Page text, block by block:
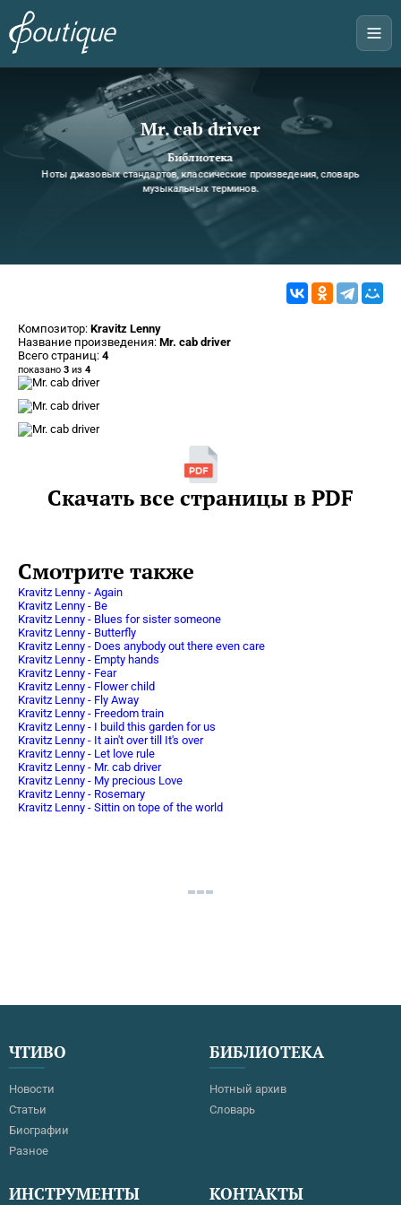
Mr. cab driver
Библиотека
Ноты джазовых стандартов, классические произведения, словарь
музыкальных терминов.
Композитор: Kravitz Lenny
Название произведения: Mr. cab driver
Всего страниц: 4
показано 3 из 4
Скачать все страницы в PDF
Смотрите также
Kravitz Lenny - Again
Kravitz Lenny - Be
Kravitz Lenny - Blues for sister someone
Kravitz Lenny - Butterfly
Kravitz Lenny - Does anybody out there even care
Kravitz Lenny - Empty hands
Kravitz Lenny - Fear
Kravitz Lenny - Flower child
Kravitz Lenny - Fly Away
Kravitz Lenny - Freedom train
Kravitz Lenny - I build this garden for us
Kravitz Lenny - It ain't over till It's over
Kravitz Lenny - Let love rule
Kravitz Lenny - Mr. cab driver
Kravitz Lenny - My precious Love
Kravitz Lenny - Rosemary
Kravitz Lenny - Sittin on tope of the world
ЧТИВО
Новости
Статьи
Биографии
Разное
БИБЛИОТЕКА
Нотный архив
Словарь
ИНСТРУМЕНТЫ КОНТАКТЫ